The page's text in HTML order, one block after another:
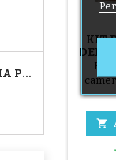
CAMERA D'ARIA POSTERIORE WHIZ RED CASTLE
KIT
Kit
